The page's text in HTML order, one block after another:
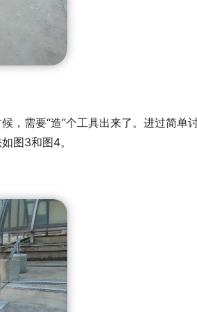
，需要“造”个工具出来了。进过简单
图3和图4。